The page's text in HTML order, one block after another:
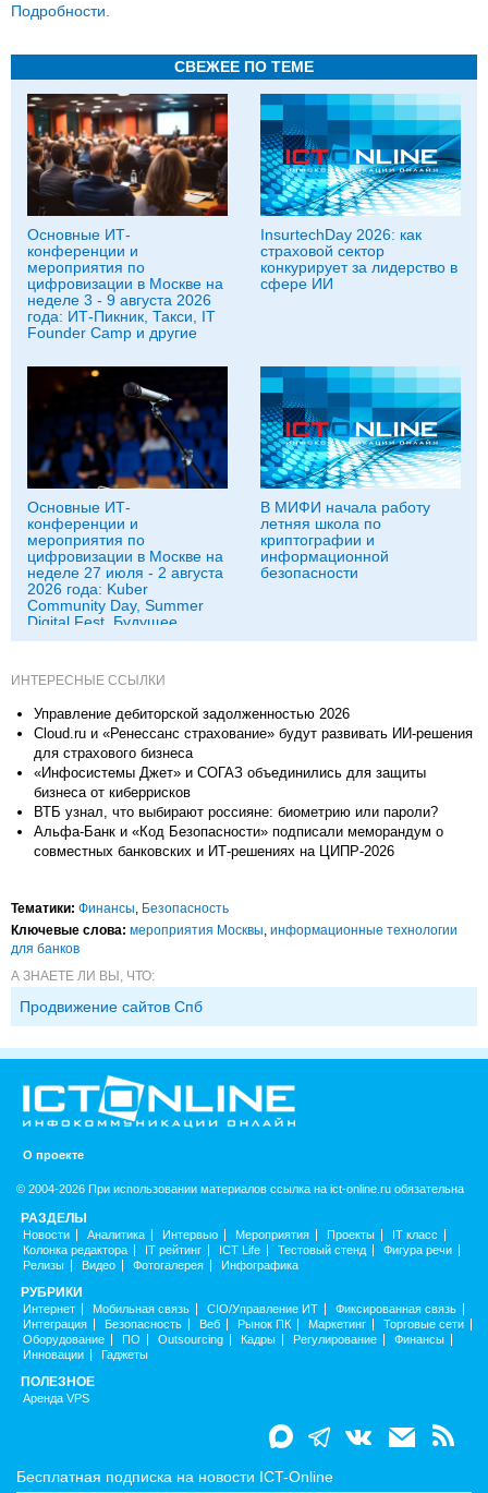
Подробности.
СВЕЖЕЕ ПО ТЕМЕ
Основные ИТ-
конференции и
мероприятия по
цифровизации в Москве на
неделе 3 - 9 августа 2026
года: ИТ-Пикник, Такси, IT
Founder Camp и другие
InsurtechDay 2026: как
страховой сектор
конкурирует за лидерство в
сфере ИИ
Основные ИТ-
конференции и
мероприятия по
цифровизации в Москве на
неделе 27 июля - 2 августа
2026 года: Kuber
Community Day, Summer
Digital Fest, Будущее
исследований в
В МИФИ начала работу
летняя школа по
криптографии и
информационной
безопасности
ИНТЕРЕСНЫЕ ССЫЛКИ
Управление дебиторской задолженностью 2026
Cloud.ru и «Ренессанс страхование» будут развивать ИИ-решения
для страхового бизнеса
«Инфосистемы Джет» и СОГАЗ объединились для защиты
бизнеса от киберрисков
ВТБ узнал, что выбирают россияне: биометрию или пароли?
Альфа-Банк и «Код Безопасности» подписали меморандум о
совместных банковских и ИТ-решениях на ЦИПР-2026
Тематики: Финансы Безопасность
Ключевые слова: мероприятия Москвы информационные технологии
для банков
А ЗНАЕТЕ ЛИ ВЫ, ЧТО:
Продвижение сайтов Спб
О проекте
© 2004-2026 При использовании материалов ссылка на ict-online.ru обязательна
РАЗДЕЛЫ
Новости Аналитика Интервью Мероприятия Проекты
IT класс
Колонка редактора
IT рейтинг ICT Life Тестовый стенд
Фигура речи
Релизы
Видео Фотогалерея Инфографика
РУБРИКИ
Интернет Мобильная связь CIO/Управление ИТ
Фиксированная связь
Интеграция
Безопасность Веб Рынок ПК Маркетинг
Торговые сети
Оборудование
ПО Outsourcing Кадры Регулирование
Финансы
Инновации
Гаджеты
ПОЛЕЗНОЕ
Аренда VPS
Бесплатная подписка на новости ICT-Online